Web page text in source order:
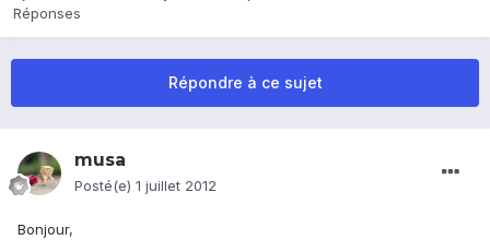
Réponses
Répondre à ce sujet
musa
Posté(e) 1 juillet 2012
Bonjour,